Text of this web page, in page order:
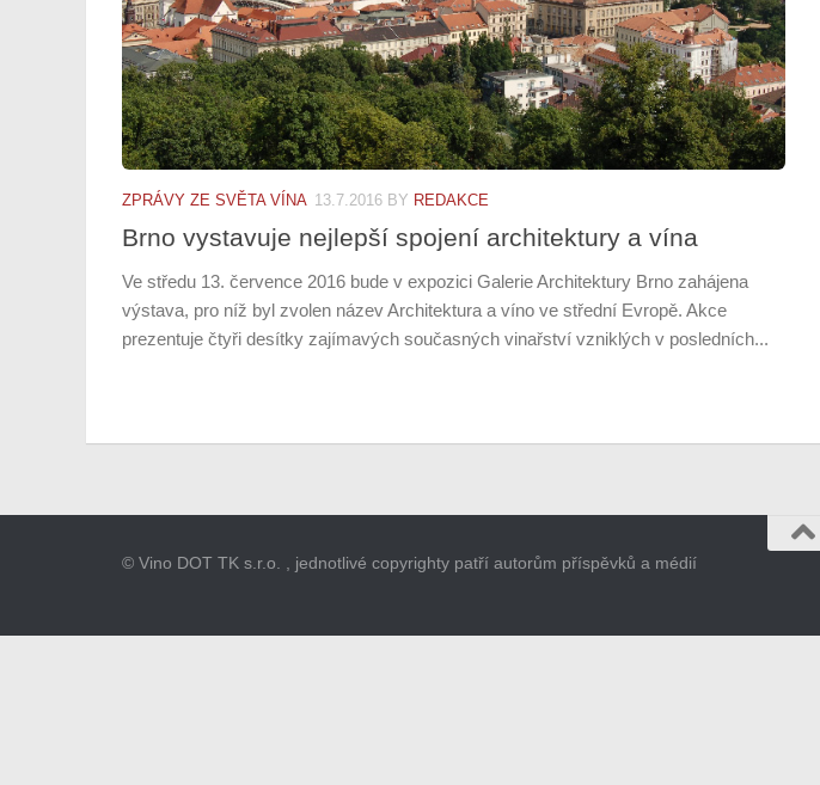
ZPRÁVY ZE SVĚTA VÍNA 13.7.2016 BY REDAKCE
Brno vystavuje nejlepší spojení architektury a vína
Ve středu 13. července 2016 bude v expozici Galerie Architektury Brno zahájena
výstava, pro níž byl zvolen název Architektura a víno ve střední Evropě. Akce
prezentuje čtyři desítky zajímavých současných vinařství vzniklých v posledních...
© Vino DOT TK s.r.o. , jednotlivé copyrighty patří autorům příspěvků a médií